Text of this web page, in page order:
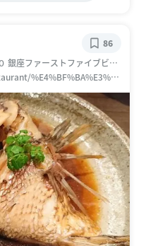
銀座ファーストファイブビル
%E4%BF%BA%E3%81
86